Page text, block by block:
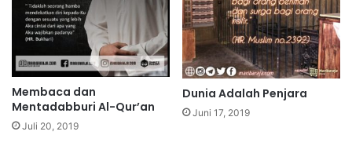
Membaca dan
Mentadabburi Al-Qur’an
Juli 20, 2019
Dunia Adalah Penjara
Juni 17, 2019